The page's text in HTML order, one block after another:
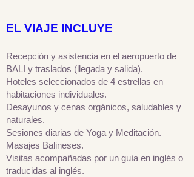
EL VIAJE INCLUYE
Recepción y asistencia en el aeropuerto de
BALI y traslados (llegada y salida).
Hoteles seleccionados de 4 estrellas en
habitaciones individuales.
Desayunos y cenas orgánicos, saludables y
naturales.
Sesiones diarias de Yoga y Meditación.
Masajes Balineses.
Visitas acompañadas por un guía en inglés o
traducidas al inglés.